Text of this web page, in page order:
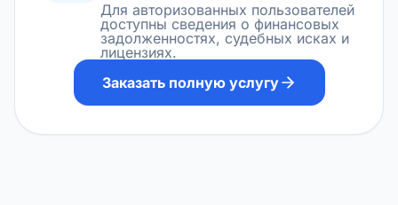
Для авторизованных пользователей
доступны сведения о финансовых
задолженностях, судебных исках и
лицензиях.
Заказать полную услугу